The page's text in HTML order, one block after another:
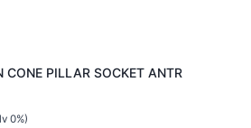
CONE PILLAR SOCKET ANTR
0%)